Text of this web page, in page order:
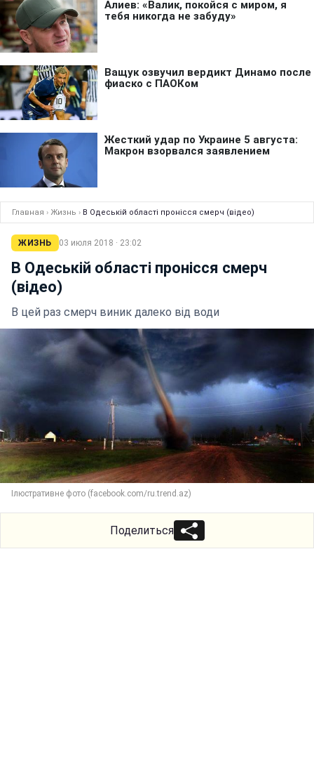
Главная › Жизнь › В Одеській області пронісся смерч (відео)
ЖИЗНЬ 03 июля 2018 · 23:02
В Одеській області пронісся смерч
(відео)
В цей раз смерч виник далеко від води
Ілюстративне фото (facebook.com/ru.trend.az)
Поделиться